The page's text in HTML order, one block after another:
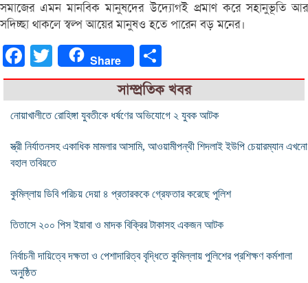
সমাজের এমন মানবিক মানুষদের উদ্যোগই প্রমাণ করে সহানুভূতি আর
সদিচ্ছা থাকলে স্বল্প আয়ের মানুষও হতে পারেন বড় মনের।
FacebookTwitter Share
সাম্প্রতিক খবর
নোয়াখালীতে রোহিঙ্গা যুবতীকে ধর্ষণের অভিযোগে ২ যুবক আটক
স্ত্রী নির্যাতনসহ একাধিক মামলার আসামি, আওয়ামীপন্থী শিদলাই ইউপি চেয়ারম্যান এখনো
বহাল তবিয়তে
কুমিল্লায় ডিবি পরিচয় দেয়া ৪ প্রতারককে গ্রেফতার করেছে পুলিশ
তিতাসে ২০০ পিস ইয়াবা ও মাদক বিক্রির টাকাসহ একজন আটক
নির্বাচনী দায়িত্বে দক্ষতা ও পেশাদারিত্ব বৃদ্ধিতে কুমিল্লায় পুলিশের প্রশিক্ষণ কর্মশালা
অনুষ্ঠিত